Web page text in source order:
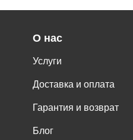
О нас
Услуги
Доставка и оплата
Гарантия и возврат
Блог